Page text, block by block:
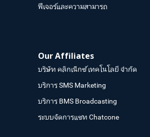
ฟีเจอร์และความสามารถ
Our Affiliates
บริษัท คลิกเน็กซ์ เทคโนโลยี จำกัด
บริการ SMS Marketing
บริการ BMS Broadcasting
ระบบจัดการแชท Chatcone